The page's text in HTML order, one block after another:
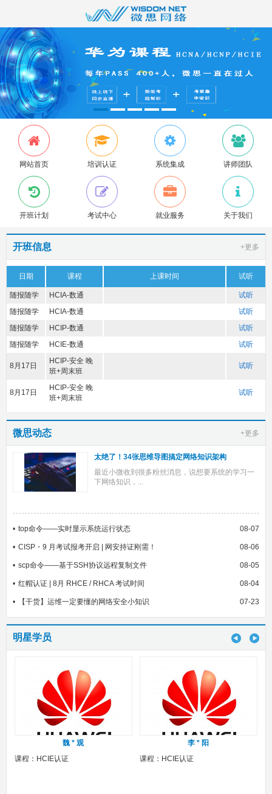
网站首页 培训认证 系统集成 讲师团队
开班计划 考试中心 就业服务 关于我们
开班信息 +更多
日期 课程 上课时间 试听
随报随学 HCIA-数通
试听
随报随学
HCIA-数通
试听
随报随学
HCIP-数通
试听
随报随学
HCIE-数通 试听
8月17日
HCIP-安全 晚
班+周末班
试听
8月17日
HCIP-安全 晚
班+周末班
试听
微思动态 +更多
太绝了！34张思维导图搞定网络知识架构
最近小微收到很多粉丝消息，说想要系统的学习一
下网络知识，...
top命令——实时显示系统运行状态 08-07
CISP・9 月考试报考开启 | 网安持证刚需！ 08-06
scp命令——基于SSH协议远程复制文件 08-05
红帽认证 | 8月 RHCE / RHCA 考试时间 08-04
【干货】运维一定要懂的网络安全小知识 07-23
明星学员
魏 * 观
课程：HCIE认证
李 * 阳
课程：HCIE认证